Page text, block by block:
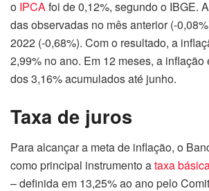
o IPCAfoi de 0,12%, segundo o IBGE.
das observadas no mês anterior (-
2022 (-0,68%). Com o resultado, a
2,99% no ano. Em 12 meses, a inflação
dos 3,16% acumulados até junho.
Taxa de juros
Para alcançar a meta de inflação, o
como principal instrumento ataxa
– definida em 13,25% ao ano pelo